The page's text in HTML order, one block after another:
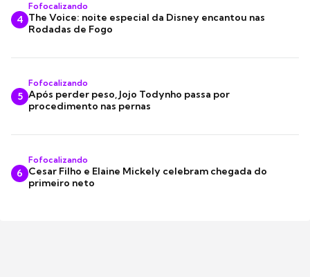
4
Fofocalizando
The Voice: noite especial da Disney encantou nas
Rodadas de Fogo
5
Fofocalizando
Após perder peso, Jojo Todynho passa por
procedimento nas pernas
6
Fofocalizando
Cesar Filho e Elaine Mickely celebram chegada do
primeiro neto